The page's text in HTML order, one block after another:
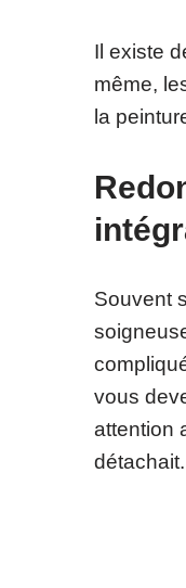
Il existe
même,
la
Souvent
vous
attention
détachait.